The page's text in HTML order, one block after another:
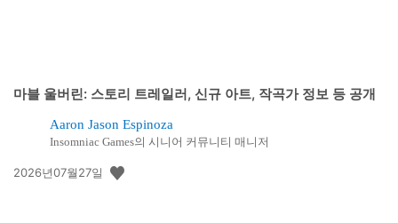
마블 울버린: 스토리 트레일러, 신규 아트, 작곡가 정보 등 공개
Aaron Jason Espinoza
Insomniac Games의 시니어 커뮤니티 매니저
공
2026년07월27일